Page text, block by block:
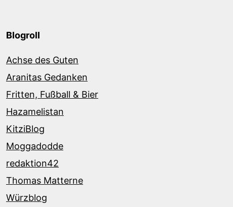
Blogroll
Achse des Guten
Aranitas Gedanken
Fritten, Fußball & Bier
Hazamelistan
KitziBlog
Moggadodde
redaktion42
Thomas Matterne
Würzblog